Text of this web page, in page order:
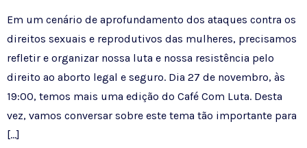
Em um cenário de aprofundamento dos ataques contra os
direitos sexuais e reprodutivos das mulheres, precisamos
refletir e organizar nossa luta e nossa resistência pelo
direito ao aborto legal e seguro. Dia 27 de novembro, às
19:00, temos mais uma edição do Café Com Luta. Desta
vez, vamos conversar sobre este tema tão importante para
[…]